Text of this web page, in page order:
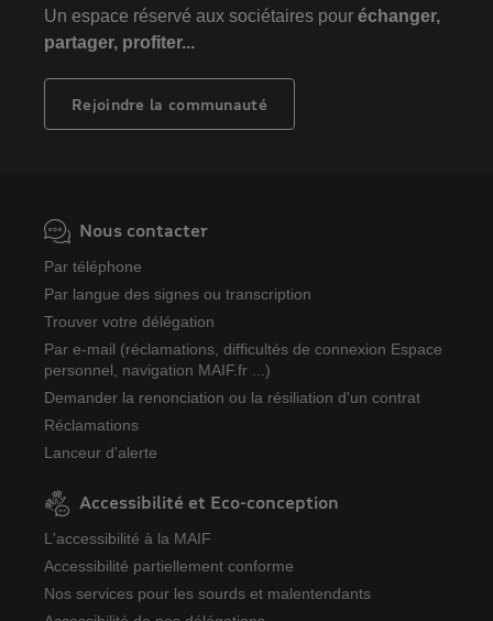
Un espace réservé aux sociétaires pour échanger,
partager, profiter...
Rejoindre la communauté
Nous contacter
Par téléphone
Par langue des signes ou transcription
Trouver votre délégation
Par e-mail (réclamations, difficultés de connexion Espace
personnel, navigation MAIF.fr ...)
Demander la renonciation ou la résiliation d'un contrat
Réclamations
Lanceur d'alerte
Accessibilité et Eco-conception
L'accessibilité à la MAIF
Accessibilité partiellement conforme
Nos services pour les sourds et malentendants